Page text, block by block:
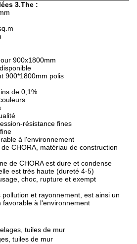
3.The :
900x1800mm
900*1800mm polis
de 0,1%
résistance fines
à l'environnement
CHORA, matériau de construction
de CHORA est dure et condense
est très haute (dureté 4-5)
choc, rupture et exempt
et rayonnement, est ainsi un
favorable à l'environnement
tuiles de mur
tuiles de mur